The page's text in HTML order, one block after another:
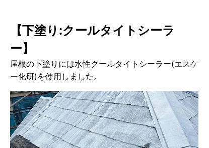
【下塗り:クールタイトシーラ
ー】
屋根の下塗りには水性クールタイトシーラー(エスケ
ー化研)を使用しました。